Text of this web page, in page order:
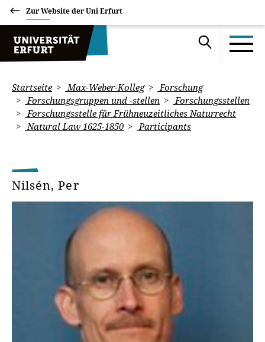
Zur Website der Uni Erfurt
Startseite Max-Weber-Kolleg
Forschung
Forschungsgruppen und -stellen
Forschungsstellen
Forschungsstelle für Frühneuzeitliches Naturrecht
Natural Law 1625-1850
Participants
Nilsén, Per